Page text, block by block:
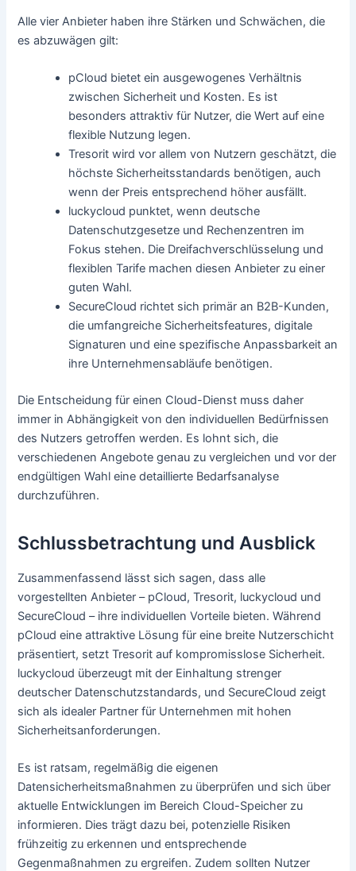
Alle vier Anbieter haben ihre Stärken und Schwächen, die
es abzuwägen gilt:
pCloud bietet ein ausgewogenes Verhältnis
zwischen Sicherheit und Kosten. Es ist
besonders attraktiv für Nutzer, die Wert auf eine
flexible Nutzung legen.
Tresorit wird vor allem von Nutzern geschätzt, die
höchste Sicherheitsstandards benötigen, auch
wenn der Preis entsprechend höher ausfällt.
luckycloud punktet, wenn deutsche
Datenschutzgesetze und Rechenzentren im
Fokus stehen. Die Dreifachverschlüsselung und
flexiblen Tarife machen diesen Anbieter zu einer
guten Wahl.
SecureCloud richtet sich primär an B2B-Kunden,
die umfangreiche Sicherheitsfeatures, digitale
Signaturen und eine spezifische Anpassbarkeit an
ihre Unternehmensabläufe benötigen.
Die Entscheidung für einen Cloud-Dienst muss daher
immer in Abhängigkeit von den individuellen Bedürfnissen
des Nutzers getroffen werden. Es lohnt sich, die
verschiedenen Angebote genau zu vergleichen und vor der
endgültigen Wahl eine detaillierte Bedarfsanalyse
durchzuführen.
Schlussbetrachtung und Ausblick
Zusammenfassend lässt sich sagen, dass alle
vorgestellten Anbieter – pCloud, Tresorit, luckycloud und
SecureCloud – ihre individuellen Vorteile bieten. Während
pCloud eine attraktive Lösung für eine breite Nutzerschicht
präsentiert, setzt Tresorit auf kompromisslose Sicherheit.
luckycloud überzeugt mit der Einhaltung strenger
deutscher Datenschutzstandards, und SecureCloud zeigt
sich als idealer Partner für Unternehmen mit hohen
Sicherheitsanforderungen.
Es ist ratsam, regelmäßig die eigenen
Datensicherheitsmaßnahmen zu überprüfen und sich über
aktuelle Entwicklungen im Bereich Cloud-Speicher zu
informieren. Dies trägt dazu bei, potenzielle Risiken
frühzeitig zu erkennen und entsprechende
Gegenmaßnahmen zu ergreifen. Zudem sollten Nutzer